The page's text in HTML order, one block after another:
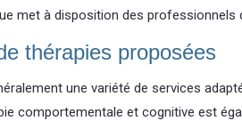
met à disposition des
thérapies proposées
une variété de services
comportementale et cognitive est